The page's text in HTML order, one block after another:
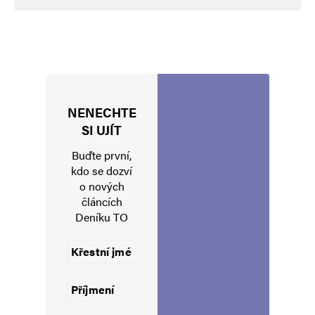
Napsat komentář
NENECHTE
SI UJÍT
Buďte první,
kdo se dozví
o nových
článcích
Deníku TO